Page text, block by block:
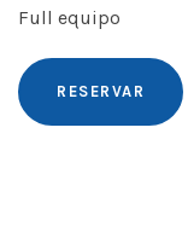
Full equipo
RESERVAR